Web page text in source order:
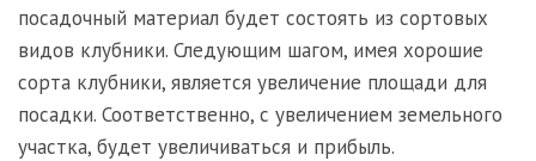
посадочный материал будет состоять из сортовых
видов клубники. Следующим шагом, имея хорошие
сорта клубники, является увеличение площади для
посадки. Соответственно, с увеличением земельного
участка, будет увеличиваться и прибыль.